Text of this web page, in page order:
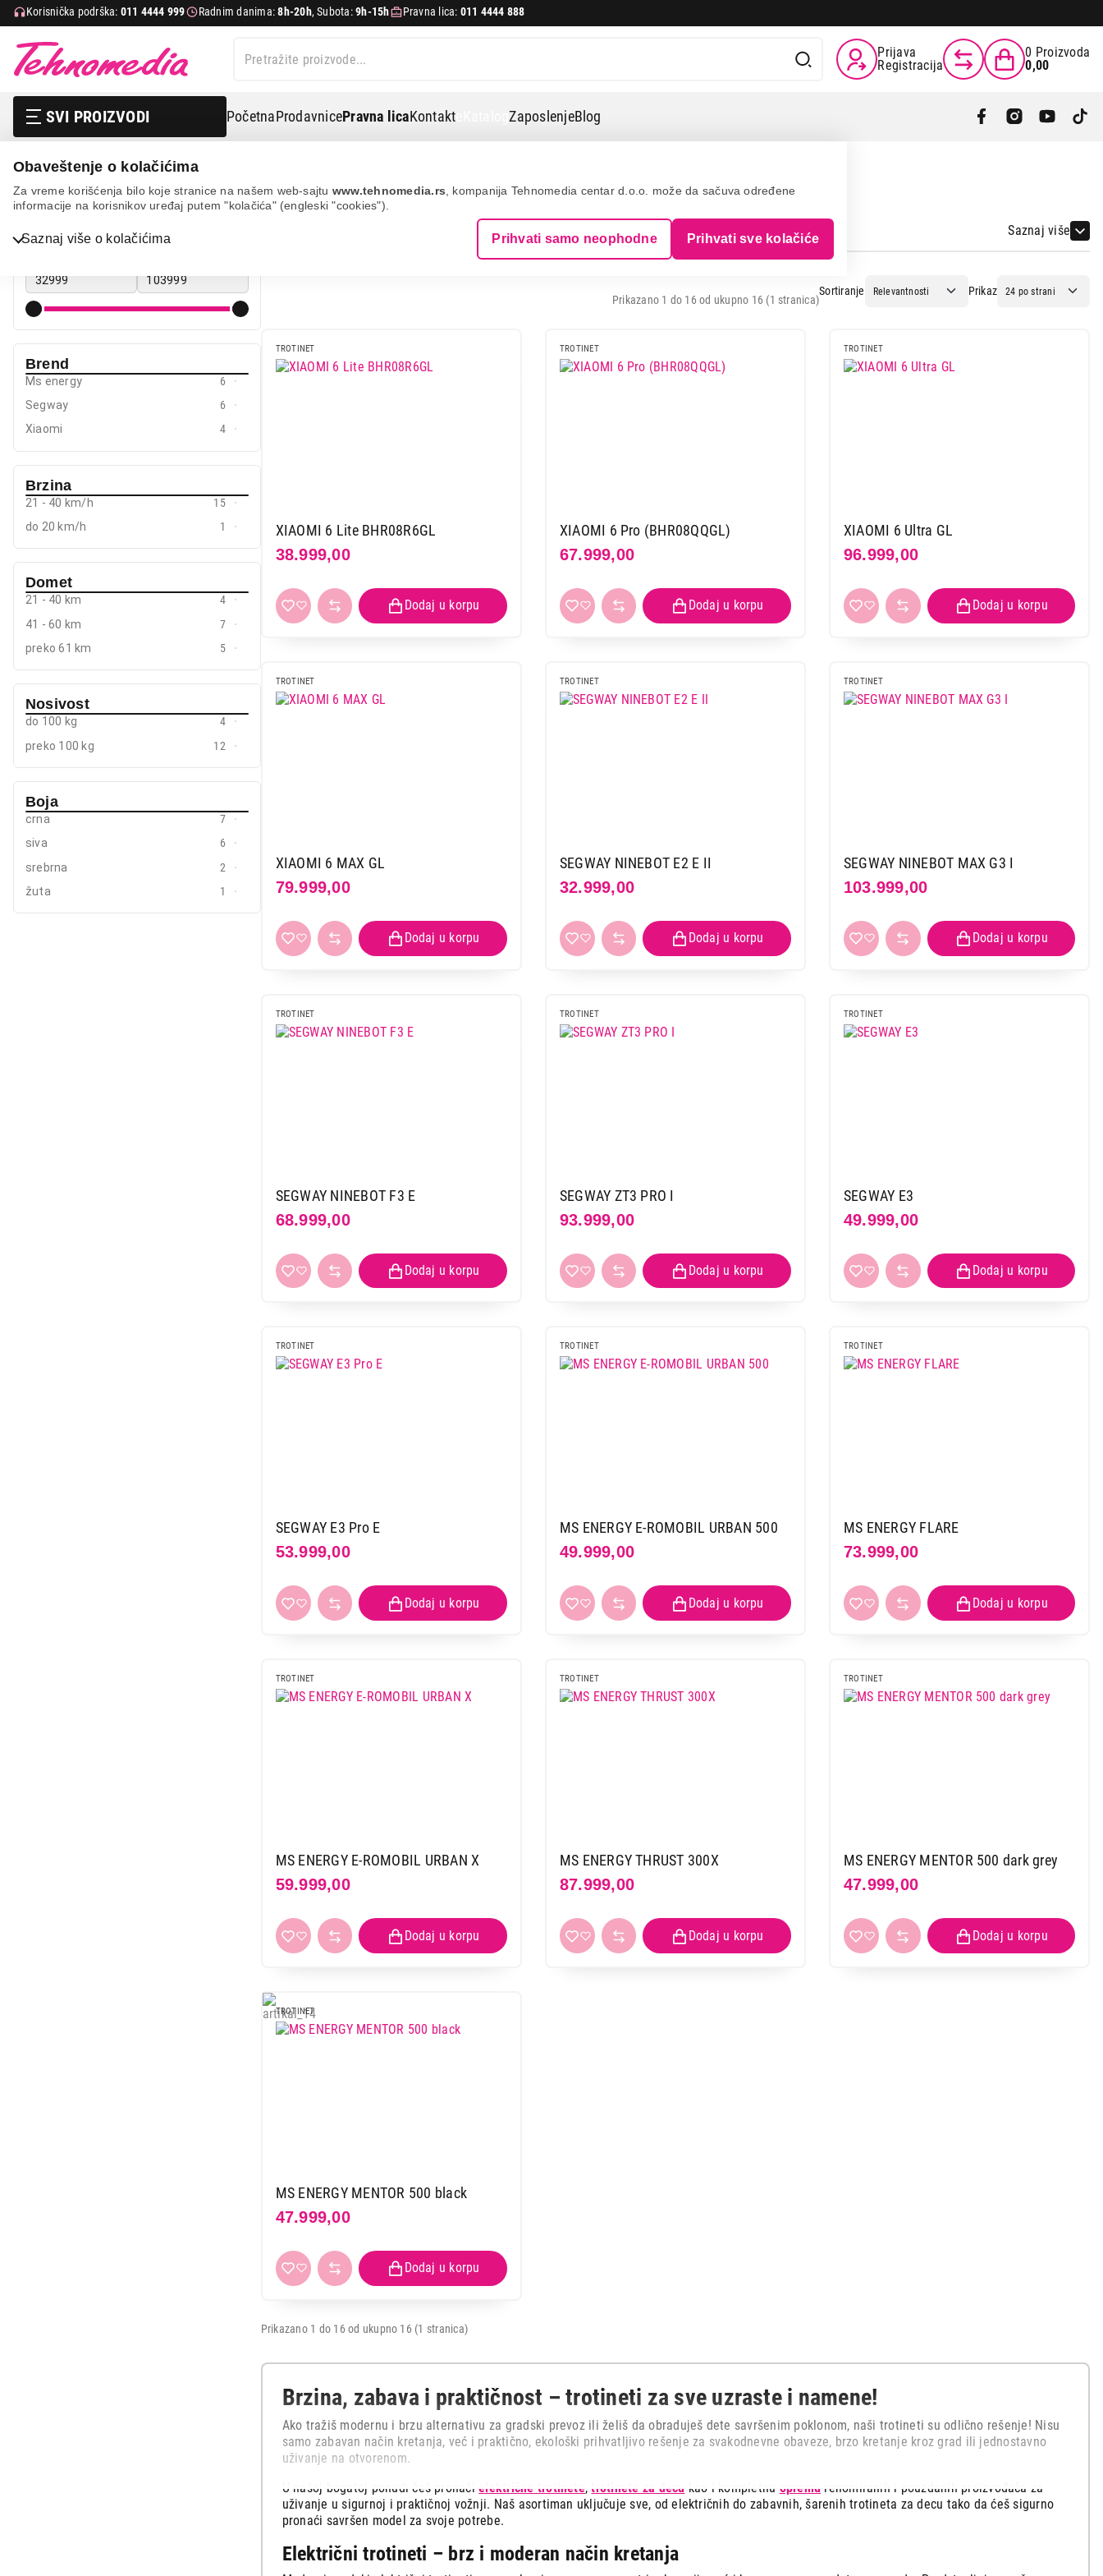
Obaveštenje o kolačićima
Za vreme korišćenja bilo koje stranice na našem web-sajtu www.tehnomedia.rs , kompanija Tehnomedia centar d.o.o. može da sačuva određene
informacije na korisnikov uređaj putem "kolačića" (engleski "cookies").
Saznaj više o kolačićima Prihvati samo neophodne Prihvati sve kolačiće
Korisnička podrška: 011 4444 999 Radnim danima:8h-20h, Subota:9h-15h Pravna lica: 011 4444 888
Prijava
Registracija
0 Proizvoda
0,00
SVI PROIZVODI PočetnaProdavnicePravna licaKontakt eKatalogZaposlenjeBlog
Bela tehnika
IT & Gaming
Mali kućni aparati
Mali kuhinjski aparati
Nega tela, lepota i zdravlje
Sport i putovanje
Sve za kuću i baštu
Vesa
Sport i putovanje Električni trotineti
Cena
Brend
Ms energy
6
Segway
6
Xiaomi
4
Brzina
21 - 40 km/h
15
do 20 km/h
1
Domet
21 - 40 km
4
41 - 60 km
7
preko 61 km
5
Nosivost
do 100 kg
4
preko 100 kg
12
Boja
crna
7
siva
6
srebrna
2
žuta
1
ELEKTRIČNI TROTINETI Saznaj više
Sortiranje Prikaz
Prikazano 1 do 16 od ukupno 16 (1 stranica)
TROTINET
XIAOMI 6 Lite BHR08R6GL
38.999,00
TROTINET
XIAOMI 6 Pro (BHR08QQGL)
67.999,00
TROTINET
XIAOMI 6 Ultra GL
96.999,00
TROTINET
XIAOMI 6 MAX GL
79.999,00
TROTINET
SEGWAY NINEBOT E2 E II
32.999,00
TROTINET
SEGWAY NINEBOT MAX G3 I
103.999,00
TROTINET
SEGWAY NINEBOT F3 E
68.999,00
TROTINET
SEGWAY ZT3 PRO I
93.999,00
TROTINET
SEGWAY E3
49.999,00
TROTINET
SEGWAY E3 Pro E
53.999,00
TROTINET
MS ENERGY E-ROMOBIL URBAN 500
49.999,00
TROTINET
MS ENERGY FLARE
73.999,00
TROTINET
MS ENERGY E-ROMOBIL URBAN X
59.999,00
TROTINET
MS ENERGY THRUST 300X
87.999,00
TROTINET
MS ENERGY MENTOR 500 dark grey
47.999,00
TROTINET
MS ENERGY MENTOR 500 black
47.999,00
Prikazano 1 do 16 od ukupno 16 (1 stranica)
Brzina, zabava i praktičnost – trotineti za sve uzraste i namene!
Ako tražiš modernu i brzu alternativu za gradski prevoz ili želiš da obraduješ dete savršenim poklonom, naši trotineti su odlično rešenje! Nisu
samo zabavan način kretanja, već i praktično, ekološki prihvatljivo rešenje za svakodnevne obaveze, brzo kretanje kroz grad ili jednostavno
uživanje na otvorenom.
U našoj bogatoj ponudi ćeš pronaćielektrične trotinete, trotinete za decu kao i kompletnu opremu renomiranih i pouzdanih proizvođača za
uživanje u sigurnoj i praktičnoj vožnji. Naš asortiman uključuje sve, od električnih do zabavnih, šarenih trotineta za decu tako da ćeš sigurno
pronaći savršen model za svoje potrebe.
Električni trotineti – brz i moderan način kretanja
38.999,00
TROTINETI
XIAOMI 6 Lite BHR08R6GL
Ukupno u korpi: